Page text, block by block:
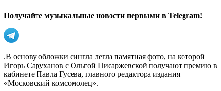
Получайте музыкальные новости первыми в Telegram!
.В основу обложки сингла легла памятная фото, на которой
Игорь Саруханов с Ольгой Писаржевской получают премию в
кабинете Павла Гусева, главного редактора издания
«Московский комсомолец».